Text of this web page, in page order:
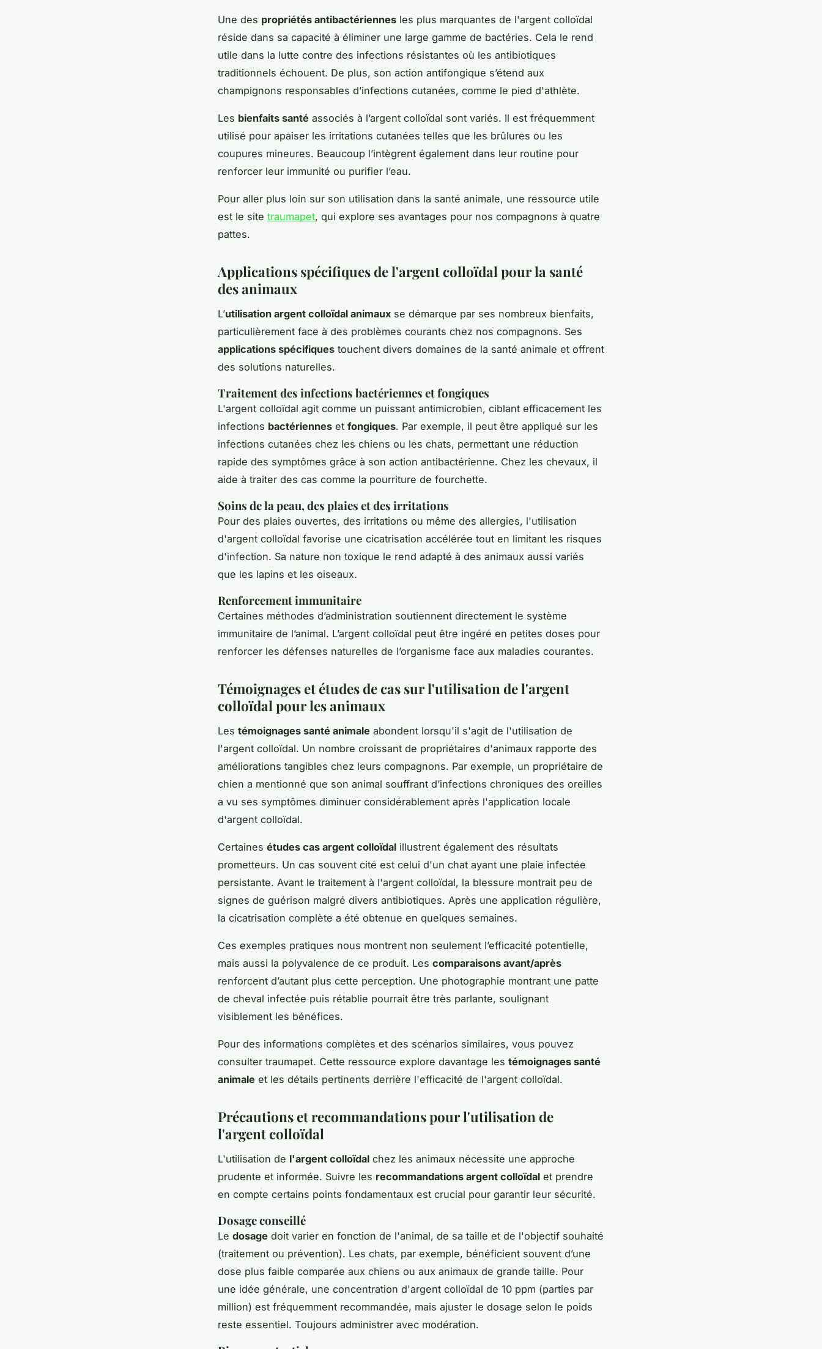
Une des propriétés antibactériennes les plus marquantes de l'argent colloïdal
réside dans sa capacité à éliminer une large gamme de bactéries. Cela le rend
utile dans la lutte contre des infections résistantes où les antibiotiques
traditionnels échouent. De plus, son action antifongique s’étend aux
champignons responsables d’infections cutanées, comme le pied d'athlète.
Les bienfaits santé associés à l’argent colloïdal sont variés. Il est fréquemment
utilisé pour apaiser les irritations cutanées telles que les brûlures ou les
coupures mineures. Beaucoup l’intègrent également dans leur routine pour
renforcer leur immunité ou purifier l’eau.
Pour aller plus loin sur son utilisation dans la santé animale, une ressource utile
est le site traumapet, qui explore ses avantages pour nos compagnons à quatre
pattes.
Applications spécifiques de l'argent colloïdal pour la santé
des animaux
L’utilisation argent colloïdal animaux se démarque par ses nombreux bienfaits,
particulièrement face à des problèmes courants chez nos compagnons. Ses
applications spécifiques touchent divers domaines de la santé animale et offrent
des solutions naturelles.
Traitement des infections bactériennes et fongiques
L'argent colloïdal agit comme un puissant antimicrobien, ciblant efficacement les
infections bactériennes et fongiques. Par exemple, il peut être appliqué sur les
infections cutanées chez les chiens ou les chats, permettant une réduction
rapide des symptômes grâce à son action antibactérienne. Chez les chevaux, il
aide à traiter des cas comme la pourriture de fourchette.
Soins de la peau, des plaies et des irritations
Pour des plaies ouvertes, des irritations ou même des allergies, l'utilisation
d'argent colloïdal favorise une cicatrisation accélérée tout en limitant les risques
d'infection. Sa nature non toxique le rend adapté à des animaux aussi variés
que les lapins et les oiseaux.
Renforcement immunitaire
Certaines méthodes d’administration soutiennent directement le système
immunitaire de l’animal. L’argent colloïdal peut être ingéré en petites doses pour
renforcer les défenses naturelles de l’organisme face aux maladies courantes.
Témoignages et études de cas sur l'utilisation de l'argent
colloïdal pour les animaux
Les témoignages santé animale abondent lorsqu'il s'agit de l'utilisation de
l'argent colloïdal. Un nombre croissant de propriétaires d'animaux rapporte des
améliorations tangibles chez leurs compagnons. Par exemple, un propriétaire de
chien a mentionné que son animal souffrant d’infections chroniques des oreilles
a vu ses symptômes diminuer considérablement après l'application locale
d'argent colloïdal.
Certaines études cas argent colloïdal illustrent également des résultats
prometteurs. Un cas souvent cité est celui d'un chat ayant une plaie infectée
persistante. Avant le traitement à l'argent colloïdal, la blessure montrait peu de
signes de guérison malgré divers antibiotiques. Après une application régulière,
la cicatrisation complète a été obtenue en quelques semaines.
Ces exemples pratiques nous montrent non seulement l’efficacité potentielle,
mais aussi la polyvalence de ce produit. Les comparaisons avant/après
renforcent d’autant plus cette perception. Une photographie montrant une patte
de cheval infectée puis rétablie pourrait être très parlante, soulignant
visiblement les bénéfices.
Pour des informations complètes et des scénarios similaires, vous pouvez
consulter traumapet. Cette ressource explore davantage les témoignages santé
animale et les détails pertinents derrière l'efficacité de l'argent colloïdal.
Précautions et recommandations pour l'utilisation de
l'argent colloïdal
L'utilisation de l'argent colloïdal chez les animaux nécessite une approche
prudente et informée. Suivre les recommandations argent colloïdal et prendre
en compte certains points fondamentaux est crucial pour garantir leur sécurité.
Dosage conseillé
Le dosage doit varier en fonction de l'animal, de sa taille et de l'objectif souhaité
(traitement ou prévention). Les chats, par exemple, bénéficient souvent d’une
dose plus faible comparée aux chiens ou aux animaux de grande taille. Pour
une idée générale, une concentration d'argent colloïdal de 10 ppm (parties par
million) est fréquemment recommandée, mais ajuster le dosage selon le poids
reste essentiel. Toujours administrer avec modération.